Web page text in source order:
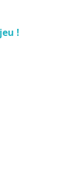
!